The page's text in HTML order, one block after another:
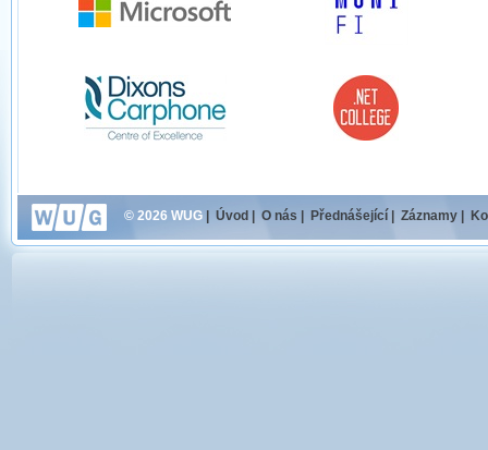
© 2026 WUG Úvod O nás Přednášející Záznamy